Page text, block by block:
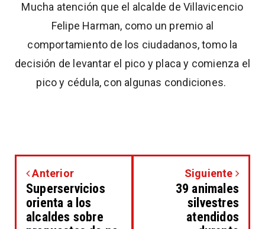
Mucha atención que el alcalde de Villavicencio
Felipe Harman, como un premio al
comportamiento de los ciudadanos, tomo la
decisión de levantar el pico y placa y comienza el
pico y cédula, con algunas condiciones.
Anterior
Superservicios
orienta a los
alcaldes sobre
Siguiente
39 animales
silvestres
atendidos